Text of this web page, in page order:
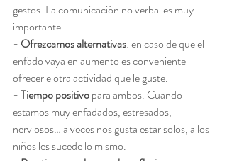
gestos. La comunicación no verbal es muy
importante.
- Ofrezcamos alternativas: en caso de que el
enfado vaya en aumento es conveniente
ofrecerle otra actividad que le guste.
- Tiempo positivo para ambos. Cuando
estamos muy enfadados, estresados,
nerviosos… a veces nos gusta estar solos, a los
niños les sucede lo mismo.